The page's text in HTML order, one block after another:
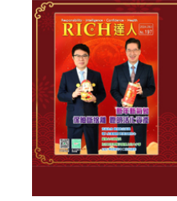
聯絡我們